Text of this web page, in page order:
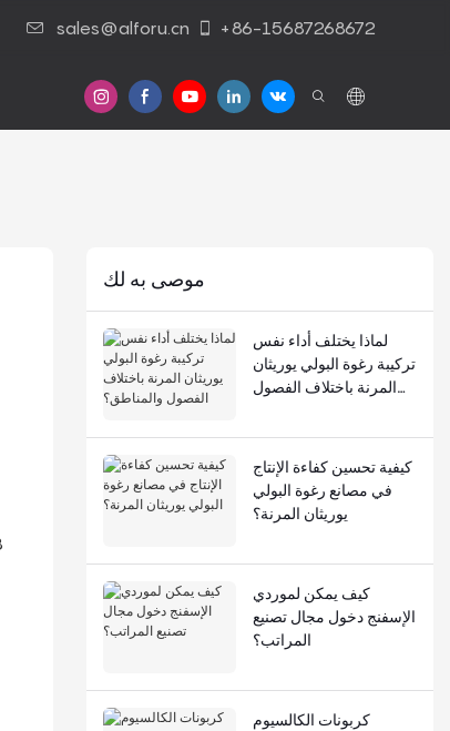
sales@alforu.cn +86-15687268672
موصى به لك
لماذا يختلف أداء نفس
تركيبة رغوة البولي يوريثان
المرنة باختلاف الفصول
كيفية تحسين كفاءة الإنتاج
في مصانع رغوة البولي
يوريثان المرنة؟
كيف يمكن لموردي
الإسفنج دخول مجال تصنيع
المراتب؟
كربونات الكالسيوم